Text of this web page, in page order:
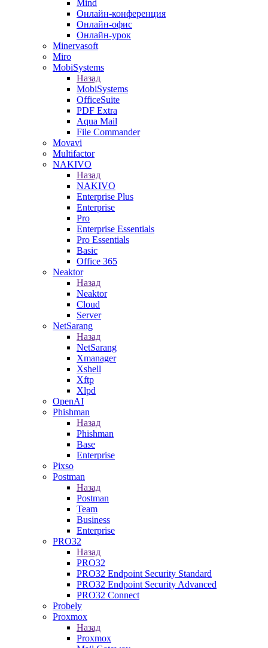
Mind
Онлайн-конференция
Онлайн-офис
Онлайн-урок
Minervasoft
Miro
MobiSystems
Назад
MobiSystems
OfficeSuite
PDF Extra
Aqua Mail
File Commander
Movavi
Multifactor
NAKIVO
Назад
NAKIVO
Enterprise Plus
Enterprise
Pro
Enterprise Essentials
Pro Essentials
Basic
Office 365
Neaktor
Назад
Neaktor
Cloud
Server
NetSarang
Назад
NetSarang
Xmanager
Xshell
Xftp
Xlpd
OpenAI
Phishman
Назад
Phishman
Base
Enterprise
Pixso
Postman
Назад
Postman
Team
Business
Enterprise
PRO32
Назад
PRO32
PRO32 Endpoint Security Standard
PRO32 Endpoint Security Advanced
PRO32 Connect
Probely
Proxmox
Назад
Proxmox